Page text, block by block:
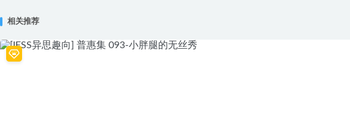
相关推荐